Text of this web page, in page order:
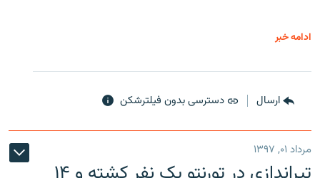
ادامه خبر
ارسال دسترسی بدون فیلترشکن
مرداد ۰۱, ۱۳۹۷